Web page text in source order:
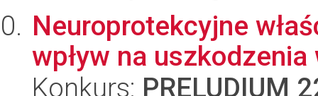
Neuroprotekcyjne
wpływ na
Konkurs: PRELUDIUM